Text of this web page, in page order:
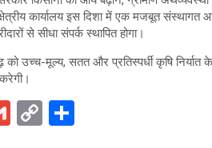
कार्यालय इस दिशा में एक मजबूत संस्थागत
से सीधा संपर्क स्थापित होगा।
को उच्च-मूल्य, सतत और प्रतिस्पर्धी कृषि
G
C